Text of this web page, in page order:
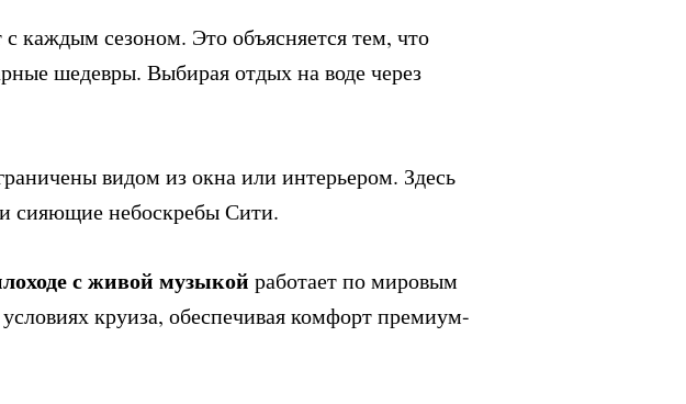
с каждым сезоном. Это объясняется тем, что
шедевры. Выбирая отдых на воде через
видом из окна или интерьером. Здесь
сияющие небоскребы Сити.
с живой музыкой работает по мировым
круиза, обеспечивая комфорт премиум-